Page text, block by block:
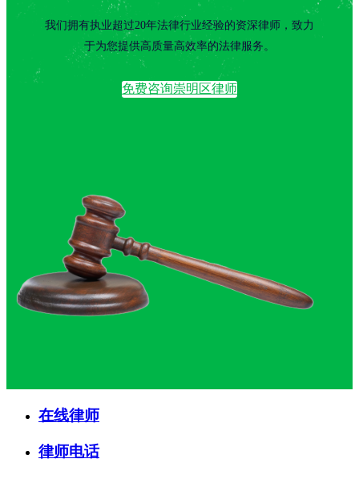
我们拥有执业超过20年法律行业经验的资深律师，致力
于为您提供高质量高效率的法律服务。
免费咨询崇明区律师
在线律师
律师电话